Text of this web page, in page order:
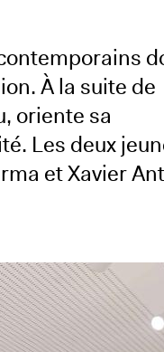
À la suite de
oriente sa
Les deux
et Xavier